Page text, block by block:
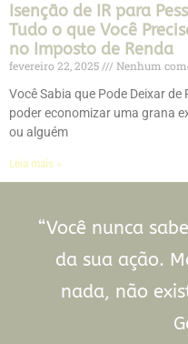
Isenção de IR para
Tudo o que Você
no Imposto de Renda
fevereiro 22, 2025
Nenhum
Você Sabia que Pode Deixar
poder economizar uma grana
ou alguém
Leia mais »
“Você nunca
da sua ação.
nada, não